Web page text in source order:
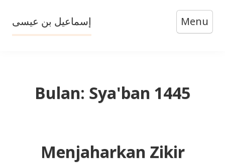
content
إسماعيل بن عيسى Menu
Bulan: Sya'ban 1445
Menjaharkan Zikir